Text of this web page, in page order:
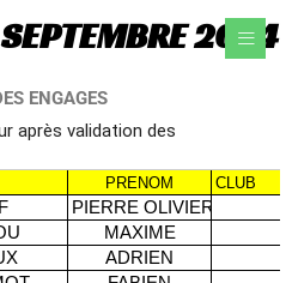
2024
ENGAGES